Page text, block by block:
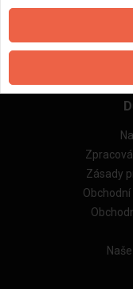
Aktualizováno
Zásady